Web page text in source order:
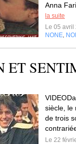
Anna
la suite
Le 05 avril
NONE
ET
siècle, le
de trois
Le 22